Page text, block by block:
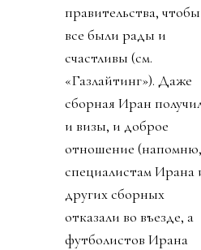
правительства, чтобы
все были рады и
счастливы (см.
«Газлайтинг»). Даже
сборная Иран
и визы, и доброе
отношение (напомню,
специалистам Ирана
других сборных
отказали во въезде, а
футболистов Ирана